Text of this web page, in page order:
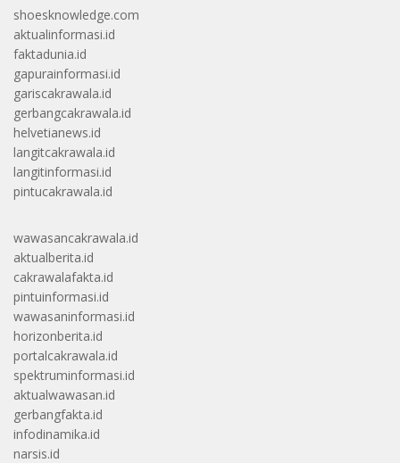
shoesknowledge.com
aktualinformasi.id
faktadunia.id
gapurainformasi.id
gariscakrawala.id
gerbangcakrawala.id
helvetianews.id
langitcakrawala.id
langitinformasi.id
pintucakrawala.id
wawasancakrawala.id
aktualberita.id
cakrawalafakta.id
pintuinformasi.id
wawasaninformasi.id
horizonberita.id
portalcakrawala.id
spektruminformasi.id
aktualwawasan.id
gerbangfakta.id
infodinamika.id
narsis.id